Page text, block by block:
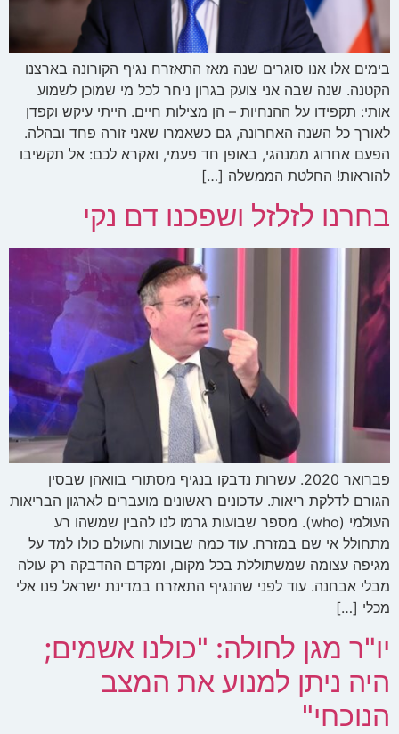
בימים אלו אנו סוגרים שנה מאז התאזרח נגיף הקורונה בארצנו
הקטנה. שנה שבה אני צועק בגרון ניחר לכל מי שמוכן לשמוע
אותי: תקפידו על ההנחיות – הן מצילות חיים. הייתי עיקש וקפדן
לאורך כל השנה האחרונה, גם כשאמרו שאני זורה פחד ובהלה.
הפעם אחרוג ממנהגי, באופן חד פעמי, ואקרא לכם: אל תקשיבו
להוראות! החלטת הממשלה […]
בחרנו לזלזל ושפכנו דם נקי
פברואר 2020. עשרות נדבקו בנגיף מסתורי בוואהן שבסין
הגורם לדלקת ריאות. עדכונים ראשונים מועברים לארגון הבריאות
העולמי (who). מספר שבועות גרמו לנו להבין שמשהו רע
מתחולל אי שם במזרח. עוד כמה שבועות והעולם כולו למד על
מגיפה עצומה שמשתוללת בכל מקום, ומקדם ההדבקה רק עולה
מבלי אבחנה. עוד לפני שהנגיף התאזרח במדינת ישראל פנו אלי
מכלי […]
יו"ר מגן לחולה: "כולנו אשמים;
היה ניתן למנוע את המצב
הנוכחי"